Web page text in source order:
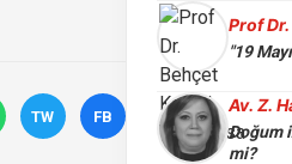
TW FB
Prof
"19
Av. Z.
Doğum
mi?